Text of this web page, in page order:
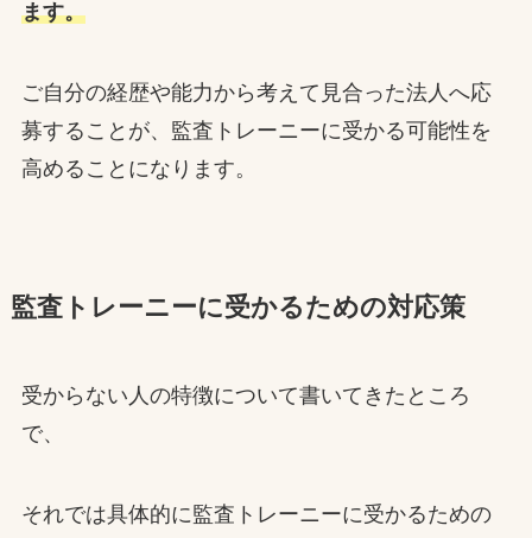
ます。
ご自分の経歴や能力から考えて見合った法人へ応
募することが、監査トレーニーに受かる可能性を
高めることになります。
監査トレーニーに受かるための対応策
受からない人の特徴について書いてきたところ
で、
それでは具体的に監査トレーニーに受かるための